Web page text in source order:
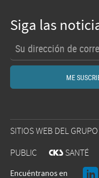
Siga las
SITIOS WEB DEL
PUBLIC @ SANTÉ
Encuéntranos en